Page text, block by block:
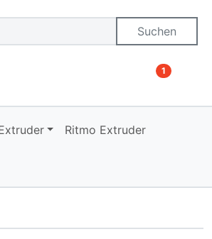
allgemeinen Informationen
Suchen
1
Ritmo Extruder